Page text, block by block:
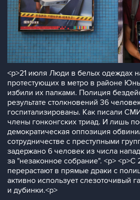
<p>21 июля Люди в белых одеждах
протестующих в метро в районе
избили их палками. Полиция
результате столкновений 36
госпитализированы. Как писали
члены гонконгских триад. И лишь
демократическая оппозиция
сотрудничестве с преступными
задержано 6 человек из числа
за "незаконное собрание". <p> <p>С
перерастают в прямые драки с
активно использует слезоточивый
и дубинки.<p>